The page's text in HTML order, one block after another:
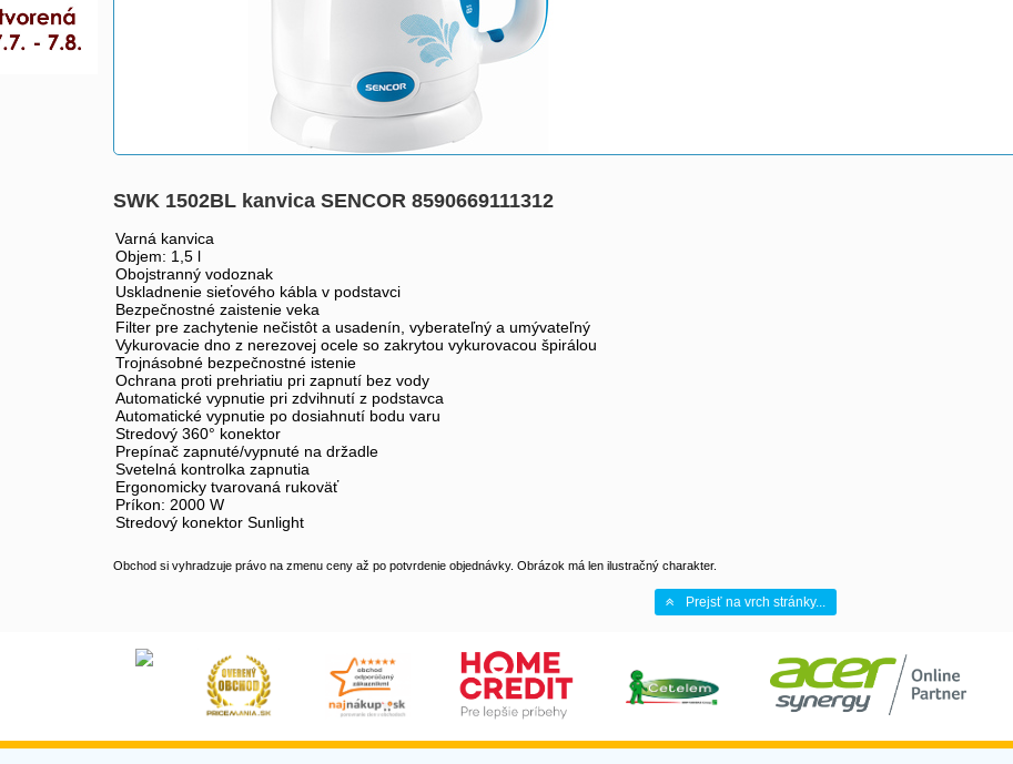
SWK 1502BL kanvica SENCOR 8590669111312
Varná kanvica
Objem: 1,5 l
Obojstranný vodoznak
Uskladnenie sieťového kábla v podstavci
Bezpečnostné zaistenie veka
Filter pre zachytenie nečistôt a usadenín, vyberateľný a umývateľný
Vykurovacie dno z nerezovej ocele so zakrytou vykurovacou špirálou
Trojnásobné bezpečnostné istenie
Ochrana proti prehriatiu pri zapnutí bez vody
Automatické vypnutie pri zdvihnutí z podstavca
Automatické vypnutie po dosiahnutí bodu varu
Stredový 360° konektor
Prepínač zapnuté/vypnuté na držadle
Svetelná kontrolka zapnutia
Ergonomicky tvarovaná rukoväť
Príkon: 2000 W
Stredový konektor Sunlight
Obchod si vyhradzuje právo na zmenu ceny až po potvrdenie objednávky. Obrázok má len ilustračný charakter.
Prejsť na vrch stránky...